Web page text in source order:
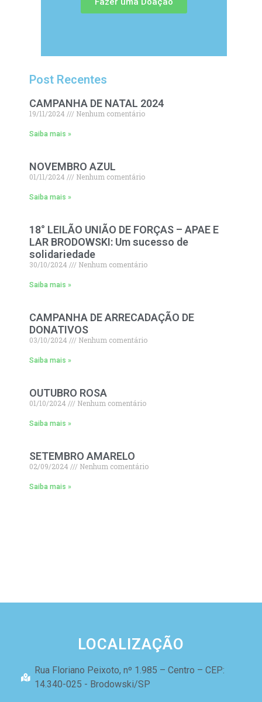
Post Recentes
CAMPANHA DE NATAL 2024
19/11/2024 Nenhum comentário
Saiba mais »
NOVEMBRO AZUL
01/11/2024 Nenhum comentário
Saiba mais »
18° LEILÃO UNIÃO DE FORÇAS – APAE E
LAR BRODOWSKI: Um sucesso de
solidariedade
30/10/2024 Nenhum comentário
Saiba mais »
CAMPANHA DE ARRECADAÇÃO DE
DONATIVOS
03/10/2024 Nenhum comentário
Saiba mais »
OUTUBRO ROSA
01/10/2024 Nenhum comentário
Saiba mais »
SETEMBRO AMARELO
02/09/2024 Nenhum comentário
Saiba mais »
LOCALIZAÇÃO
Rua Floriano Peixoto, nº 1.985 – Centro – CEP:
14.340-025 - Brodowski/SP